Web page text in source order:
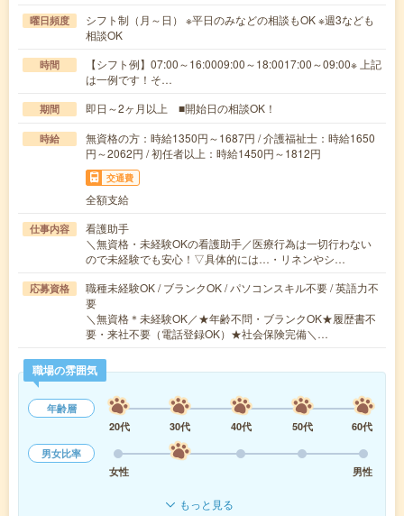
曜日頻度
シフト制（月～日） ※平日のみなどの相談もOK ※週3なども
相談OK
時間
【シフト例】07:00～16:0009:00～18:0017:00～09:00※ 上記
は一例です！そ…
期間 即日～2ヶ月以上 ■開始日の相談OK！
時給
無資格の方：時給1350円～1687円 / 介護福祉士：時給1650
円～2062円 / 初任者以上：時給1450円～1812円
交通費
全額支給
仕事内容
看護助手
＼無資格・未経験OKの看護助手／医療行為は一切行わない
ので未経験でも安心！▽具体的には…・リネンやシ…
応募資格
職種未経験OK / ブランクOK / パソコンスキル不要 / 英語力不
要
＼無資格＊未経験OK／★年齢不問・ブランクOK★履歴書不
要・来社不要（電話登録OK）★社会保険完備＼…
職場の雰囲気
年齢層
20代
30代 40代 50代
60代
男女比率
女性
男性
もっと見る